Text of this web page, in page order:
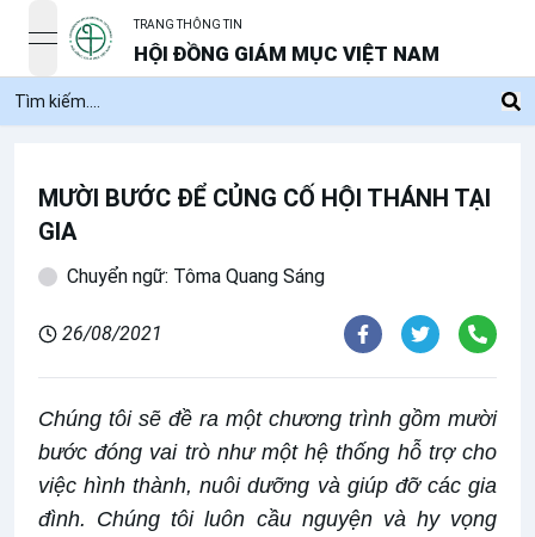
open navigation menu
TRANG THÔNG TIN
HỘI ĐỒNG GIÁM MỤC VIỆT NAM
MƯỜI BƯỚC ĐỂ CỦNG CỐ HỘI THÁNH TẠI
GIA
Chuyển ngữ: Tôma Quang Sáng
26/08/2021
Chúng tôi sẽ đề ra một chương trình gồm mười
bước đóng vai trò như một hệ thống hỗ trợ cho
việc hình thành, nuôi dưỡng và giúp đỡ các gia
đình. Chúng tôi luôn cầu nguyện và hy vọng